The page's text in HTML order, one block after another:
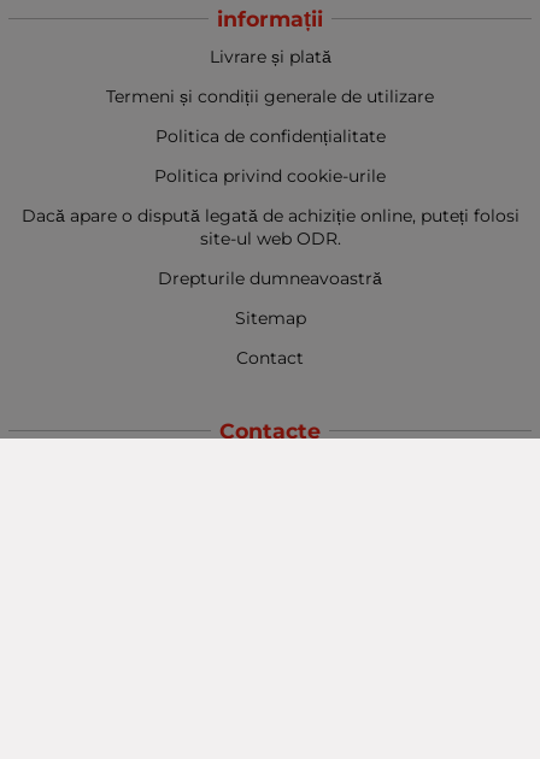
informații
Livrare și plată
Termeni și condiții generale de utilizare
Politica de confidențialitate
Politica privind cookie-urile
Dacă apare o dispută legată de achiziție online, puteți folosi
site-ul web ODR.
Drepturile dumneavoastră
Sitemap
Contact
Contacte